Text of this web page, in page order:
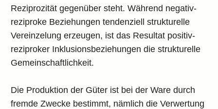
Reziprozität gegenüber steht. Während negativ-
reziproke Beziehungen tendenziell strukturelle
Vereinzelung erzeugen, ist das Resultat positiv-
reziproker Inklusionsbeziehungen die strukturelle
Gemeinschaftlichkeit.
Die Produktion der Güter ist bei der Ware durch
fremde Zwecke bestimmt, nämlich die Verwertung